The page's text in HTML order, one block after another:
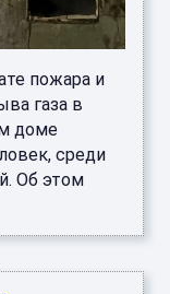
пожара и
газа в
доме
среди
Об этом